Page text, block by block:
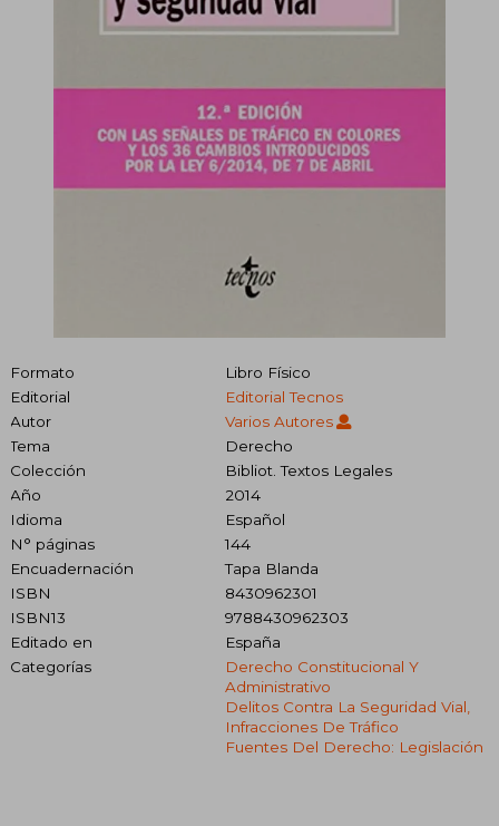
Formato
Libro Físico
Editorial
Editorial Tecnos
Autor
Varios Autores
Tema
Derecho
Colección
Bibliot. Textos Legales
Año
2014
Idioma
Español
N° páginas
144
Encuadernación
Tapa Blanda
ISBN
8430962301
ISBN13
9788430962303
Editado en
España
Categorías
Derecho Constitucional Y
Administrativo
Delitos Contra La Seguridad Vial,
Infracciones De Tráfico
Fuentes Del Derecho: Legislación